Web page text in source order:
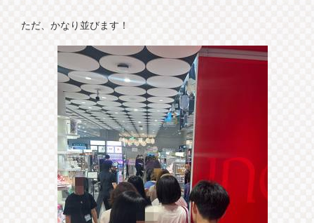
ただ、かなり並びます！